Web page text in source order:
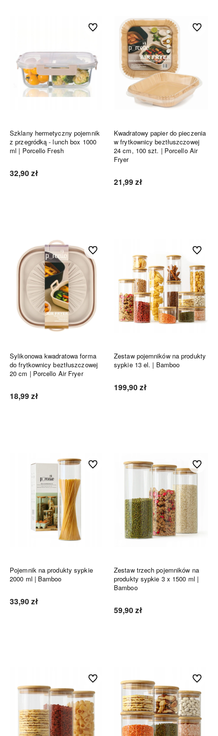
Szklany hermetyczny pojemnik
z przegródką - lunch box 1000
ml | Porcello Fresh
32,90 zł
Do ulubionych
Kwadratowy papier do pieczenia
w frytkownicy beztłuszczowej
24 cm, 100 szt. | Porcello Air
Fryer
21,99 zł
Do
Sylikonowa kwadratowa forma
do frytkownicy beztłuszczowej
20 cm | Porcello Air Fryer
18,99 zł
Do ulubionych
Zestaw pojemników na produkty
sypkie 13 el. | Bamboo
199,90 zł
Do
Pojemnik na produkty sypkie
2000 ml | Bamboo
33,90 zł
Do ulubionych
Zestaw trzech pojemników na
produkty sypkie 3 x 1500 ml |
Bamboo
59,90 zł
Do
Do ulubionych Do